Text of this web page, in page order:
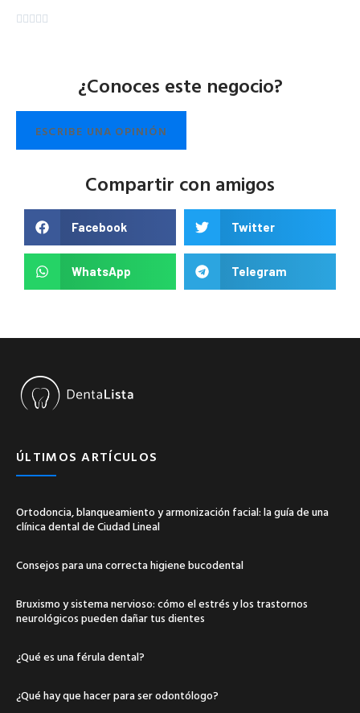

¿Conoces este negocio?
ESCRIBE UNA OPINIÓN
Compartir con amigos
Facebook Twitter
WhatsApp Telegram
ÚLTIMOS ARTÍCULOS
Ortodoncia, blanqueamiento y armonización facial: la guía de una
clínica dental de Ciudad Lineal
Consejos para una correcta higiene bucodental
Bruxismo y sistema nervioso: cómo el estrés y los trastornos
neurológicos pueden dañar tus dientes
¿Qué es una férula dental?
¿Qué hay que hacer para ser odontólogo?